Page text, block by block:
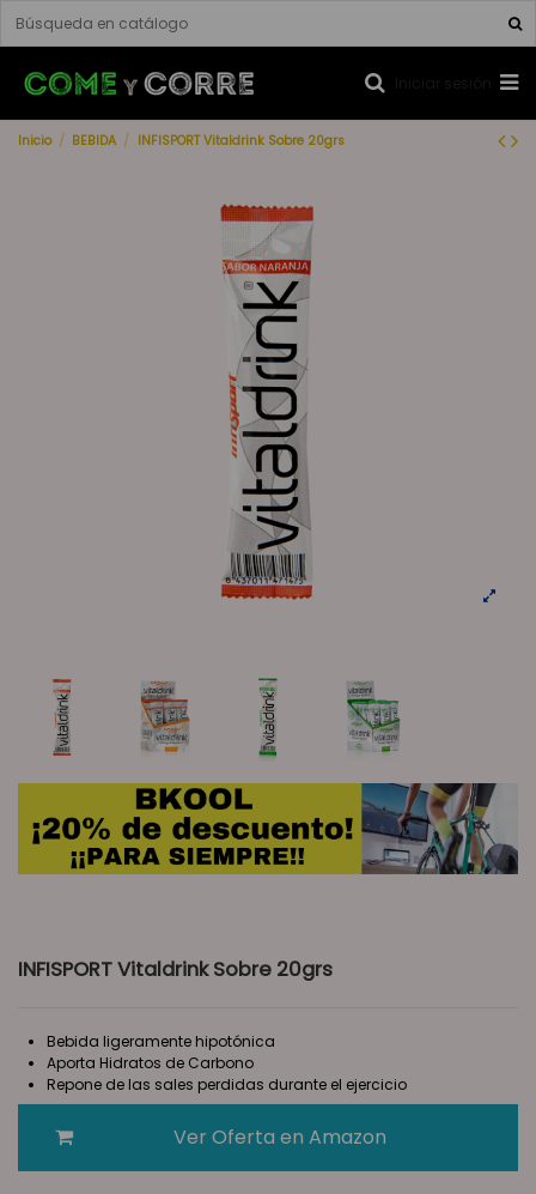
Iniciar sesión
Inicio BEBIDA INFISPORT Vitaldrink Sobre 20grs
INFISPORT Vitaldrink Sobre 20grs
Bebida ligeramente hipotónica
Aporta Hidratos de Carbono
Repone de las sales perdidas durante el ejercicio
Ver Oferta en Amazon